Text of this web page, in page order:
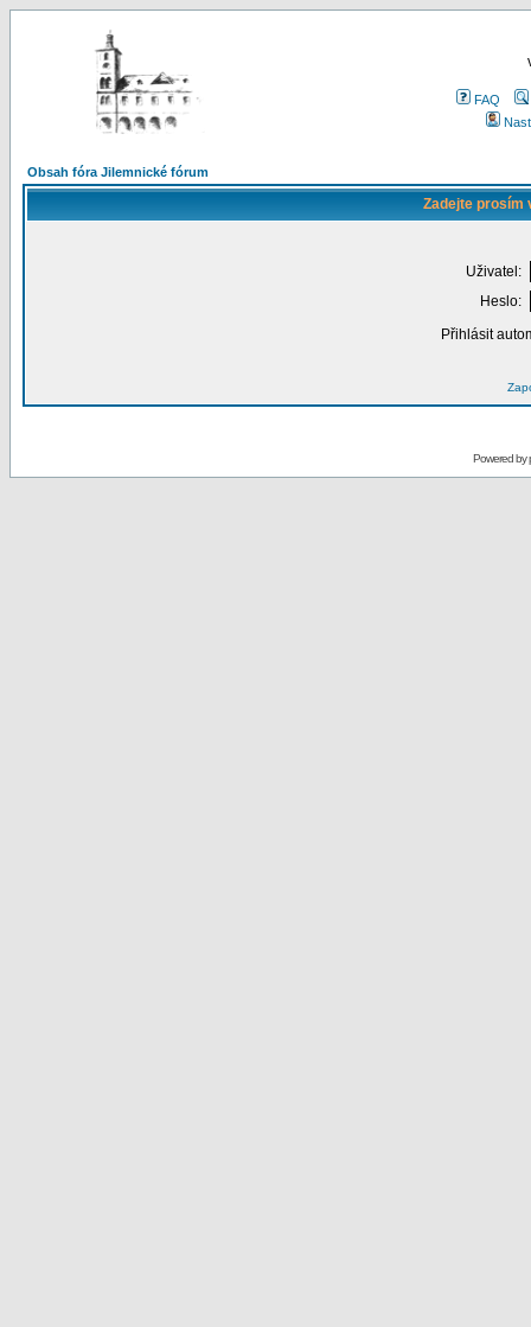
FAQ
Obsah fóra Jilemnické fórum
Zadejte prosím
Uživatel:
Heslo:
Přihlásit
Powered by